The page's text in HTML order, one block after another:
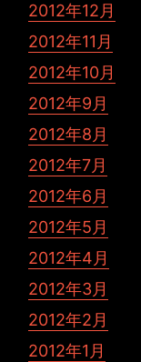
2012年12月
2012年11月
2012年10月
2012年9月
2012年8月
2012年7月
2012年6月
2012年5月
2012年4月
2012年3月
2012年2月
2012年1月